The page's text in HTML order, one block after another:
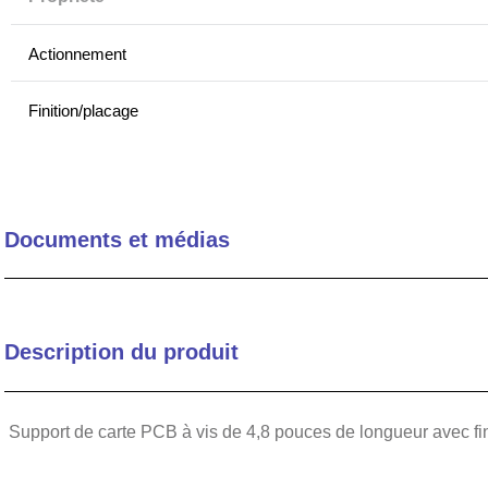
Actionnement
Finition/placage
Performances thermiques comparatives
Design
Documents et médias
Description du produit
Support de carte PCB à vis de 4,8 pouces de longueur avec
10. c6002102